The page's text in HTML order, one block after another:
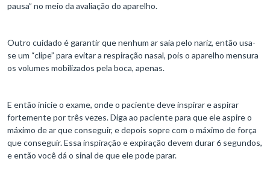
pausa” no meio da avaliação do aparelho.
Outro cuidado é garantir que nenhum ar saia pelo nariz, então usa-
se um “clipe” para evitar a respiração nasal, pois o aparelho mensura
os volumes mobilizados pela boca, apenas.
E então inicie o exame, onde o paciente deve inspirar e aspirar
fortemente por três vezes. Diga ao paciente para que ele aspire o
máximo de ar que conseguir, e depois sopre com o máximo de força
que conseguir. Essa inspiração e expiração devem durar 6 segundos,
e então você dá o sinal de que ele pode parar.